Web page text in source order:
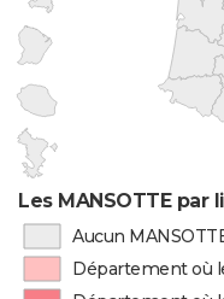
Les MANSOTTE par
Aucun
Département où